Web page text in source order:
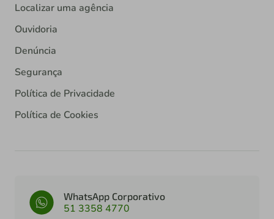
Localizar uma agência
Ouvidoria
Denúncia
Segurança
Política de Privacidade
Política de Cookies
WhatsApp Corporativo
51 3358 4770